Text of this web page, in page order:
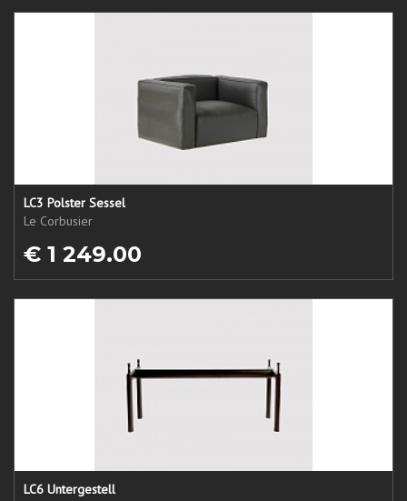
LC3 Polster Sessel
Le Corbusier
€ 1 249.00
LC6 Untergestell